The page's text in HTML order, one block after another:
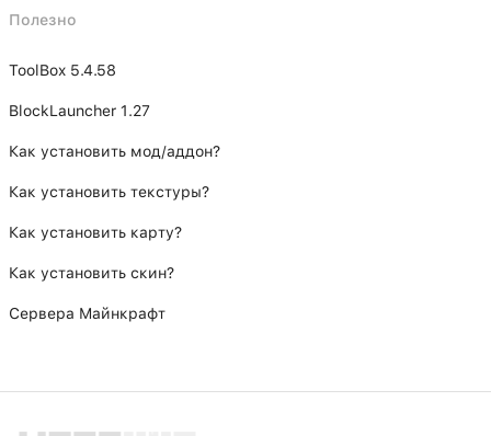
Полезно
ToolBox 5.4.58
BlockLauncher 1.27
Как установить мод/аддон?
Как установить текстуры?
Как установить карту?
Как установить скин?
Сервера Майнкрафт